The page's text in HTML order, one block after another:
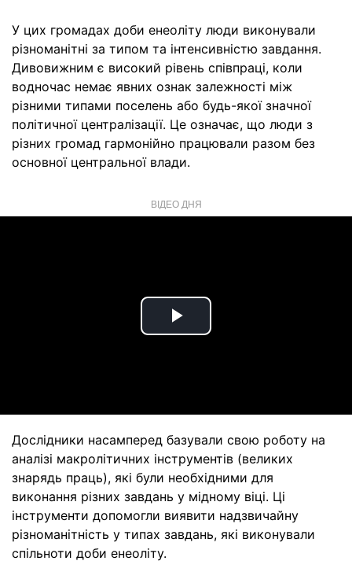
У цих громадах доби енеоліту люди виконували
різноманітні за типом та інтенсивністю завдання.
Дивовижним є високий рівень співпраці, коли
водночас немає явних ознак залежності між
різними типами поселень або будь-якої значної
політичної централізації. Це означає, що люди з
різних громад гармонійно працювали разом без
основної центральної влади.
ВІДЕО ДНЯ
Play
Дослідники насамперед базували свою роботу на
аналізі макролітичних інструментів (великих
знарядь праць), які були необхідними для
виконання різних завдань у мідному віці. Ці
інструменти допомогли виявити надзвичайну
різноманітність у типах завдань, які виконували
спільноти доби енеоліту.